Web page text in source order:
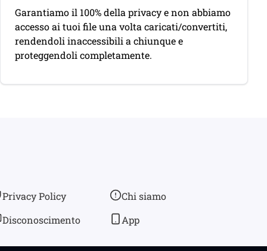
Garantiamo il 100% della privacy e non abbiamo
accesso ai tuoi file una volta caricati/convertiti,
rendendoli inaccessibili a chiunque e
proteggendoli completamente.
Privacy Policy
Disconoscimento
Chi siamo
App